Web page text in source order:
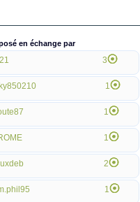
en échange par
3
1
1
1
2
1